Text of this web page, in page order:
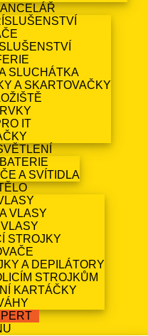
SLUCHÁTKA
A SKARTOVAČKY
IT
A SVÍTIDLA
VLASY
STROJKY
A DEPILÁTORY
STROJKŮM
KARTÁČKY